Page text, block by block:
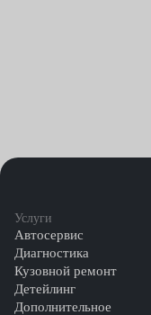
Услуги
Автосервис
Диагностика
Кузовной ремонт
Детейлинг
Дополнительное